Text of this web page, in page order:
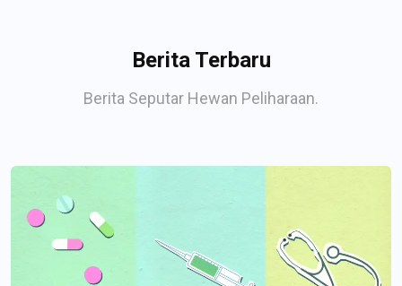
Berita Terbaru
Berita Seputar Hewan Peliharaan.